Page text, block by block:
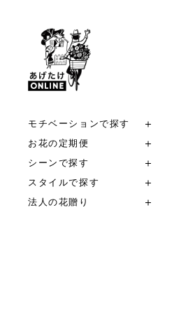
モチベーションで探す
お花の定期便
シーンで探す
スタイルで探す
法人の花贈り